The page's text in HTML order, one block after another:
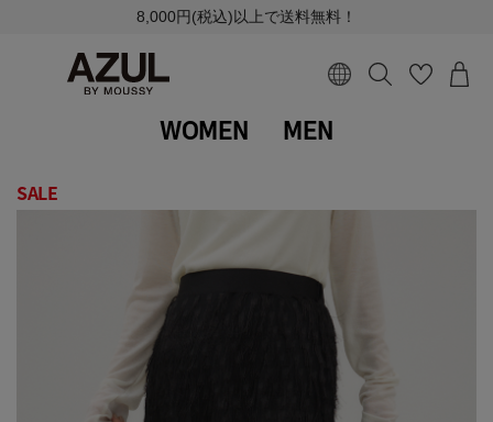
8,000円(税込)以上で送料無料！
WOMEN MEN
SALE